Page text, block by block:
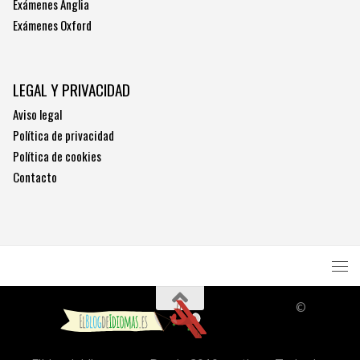
Exámenes Anglia
Exámenes Oxford
LEGAL Y PRIVACIDAD
Aviso legal
Política de privacidad
Política de cookies
Contacto
©